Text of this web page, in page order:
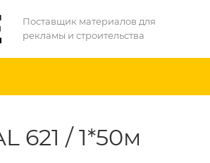
Поставщик материалов для
рекламы и строительства
621 / 1*50м